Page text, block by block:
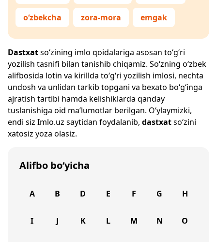
o‘zbekcha zora-mora emgak
Dastxatso‘zining imlo qoidalariga asosan to‘g‘ri
yozilish tasnifi bilan tanishib chiqamiz. So‘zning o‘zbek
alifbosida lotin va kirillda to‘g‘ri yozilish imlosi, nechta
undosh va unlidan tarkib topgani va bexato bo‘g‘inga
ajratish tartibi hamda kelishiklarda qanday
tuslanishiga oid ma’lumotlar berilgan. O‘ylaymizki,
endi siz Imlo.uz saytidan foydalanib, dastxatso‘zini
xatosiz yoza olasiz.
Alifbo bo‘yicha
A B D E F G H
I J K L M N O